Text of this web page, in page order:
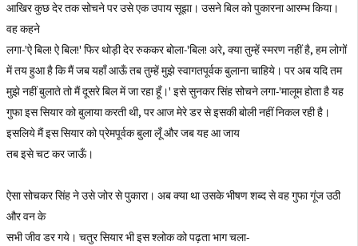
आखिर कुछ देर तक सोचने पर उसे एक उपाय सूझा। उसने बिल को पुकारना आरम्भ किया।
वह कहने
लगा-'ऐ बिल! ऐ बिल!' फिर थोड़ी देर रुककर बोला-'बिल! अरे, क्या तुम्हें स्मरण नहीं है, हम लोगों
में तय हुआ है कि मैं जब यहाँ आऊँ तब तुम्हें मुझे स्वागतपूर्वक बुलाना चाहिये। पर अब यदि तम
मुझे नहीं बुलाते तो मैं दूसरे बिल में जा रहा हूँ।' इसे सुनकर सिंह सोचने लगा-'मालूम होता है यह
गुफा इस सियार को बुलाया करती थी, पर आज मेरे डर से इसकी बोली नहीं निकल रही है।
इसलिये मैं इस सियार को प्रेमपूर्वक बुला लूँ और जब यह आ जाय
तब इसे चट कर जाऊँ।
ऐसा सोचकर सिंह ने उसे जोर से पुकारा। अब क्या था उसके भीषण शब्द से वह गुफा गूंज उठी
और वन के
सभी जीव डर गये। चतुर सियार भी इस श्लोक को पढ़ता भाग चला-